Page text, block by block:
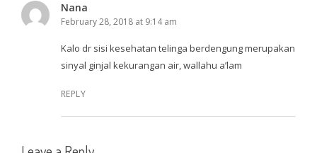
Nana
February 28, 2018 at 9:14 am
Kalo dr sisi kesehatan telinga berdengung merupakan
sinyal ginjal kekurangan air, wallahu a’lam
REPLY